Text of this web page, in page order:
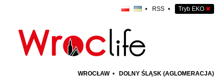
• RSS • Tryb EKO ✖
WROCŁAW • DOLNY ŚLĄSK (AGLOMERACJA)